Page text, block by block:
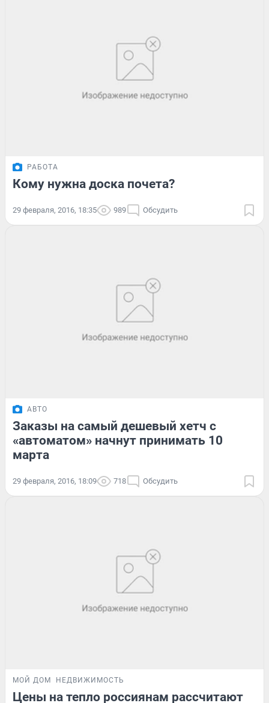
РАБОТА
Кому нужна доска почета?
29 февраля, 2016, 18:35 989 Обсудить
АВТО
Заказы на самый дешевый хетч с
«автоматом» начнут принимать 10
марта
29 февраля, 2016, 18:09 718 Обсудить
МОЙ ДОМ НЕДВИЖИМОСТЬ
Цены на тепло россиянам рассчитают